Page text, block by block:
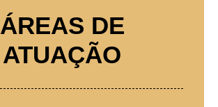
ÁREAS DE
ATUAÇÃO